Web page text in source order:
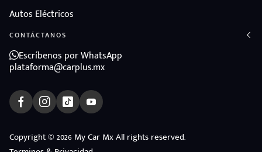
Autos Eléctricos
CONTÁCTANOS
Escríbenos por WhatsApp
plataforma@carplus.mx
Copyright © 2026 My Car Mx All rights reserved.